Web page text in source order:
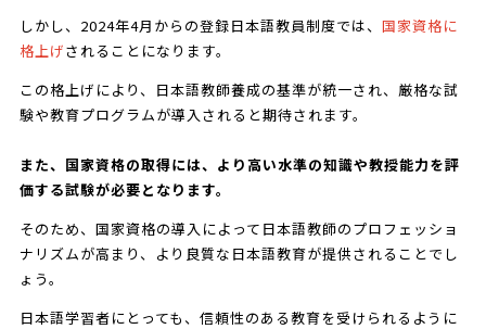
しかし、2024年4月からの登録日本語教員制度では、 国家資格に
格上げされることになります。
この格上げにより、日本語教師養成の基準が統一され、厳格な試
験や教育プログラムが導入されると期待されます。
また、国家資格の取得には、より高い水準の知識や教授能力を評
価する試験が必要となります。
そのため、国家資格の導入によって日本語教師のプロフェッショ
ナリズムが高まり、より良質な日本語教育が提供されることでし
ょう。
日本語学習者にとっても、信頼性のある教育を受けられるように